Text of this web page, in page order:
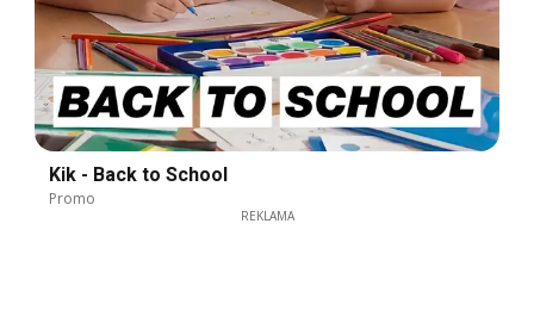
Kik - Back to School
Promo
REKLAMA